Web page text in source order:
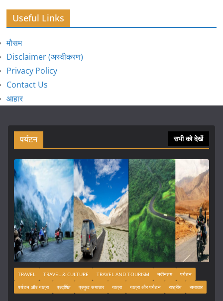
Useful Links
मौसम
Disclaimer (अस्वीकरण)
Privacy Policy
Contact Us
आहार
पर्यटन सभी को देखें
TRAVEL TRAVEL & CULTURE TRAVEL AND TOURISM नवीनतम
पर्यटन
पर्यटन और यात्रा
प्रदर्शित प्रमुख समाचार यात्रा यात्रा और पर्यटन राष्ट्रीय समाचार